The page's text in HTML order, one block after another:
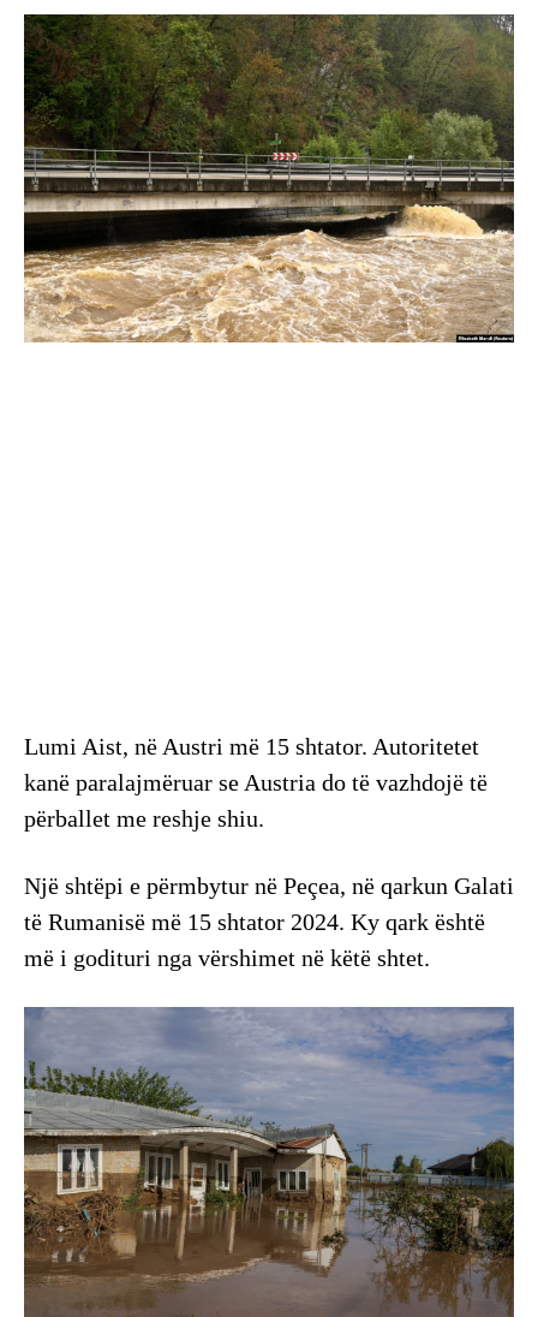
Lumi Aist, në Austri më 15 shtator. Autoritetet
kanë paralajmëruar se Austria do të vazhdojë të
përballet me reshje shiu.
Një shtëpi e përmbytur në Peçea, në qarkun Galati
të Rumanisë më 15 shtator 2024. Ky qark është
më i godituri nga vërshimet në këtë shtet.